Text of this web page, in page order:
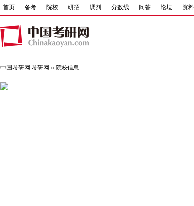
首页 备考 院校 研招 调剂 分数线 问答 论坛 资料
中国考研网 考研网 » 院校信息